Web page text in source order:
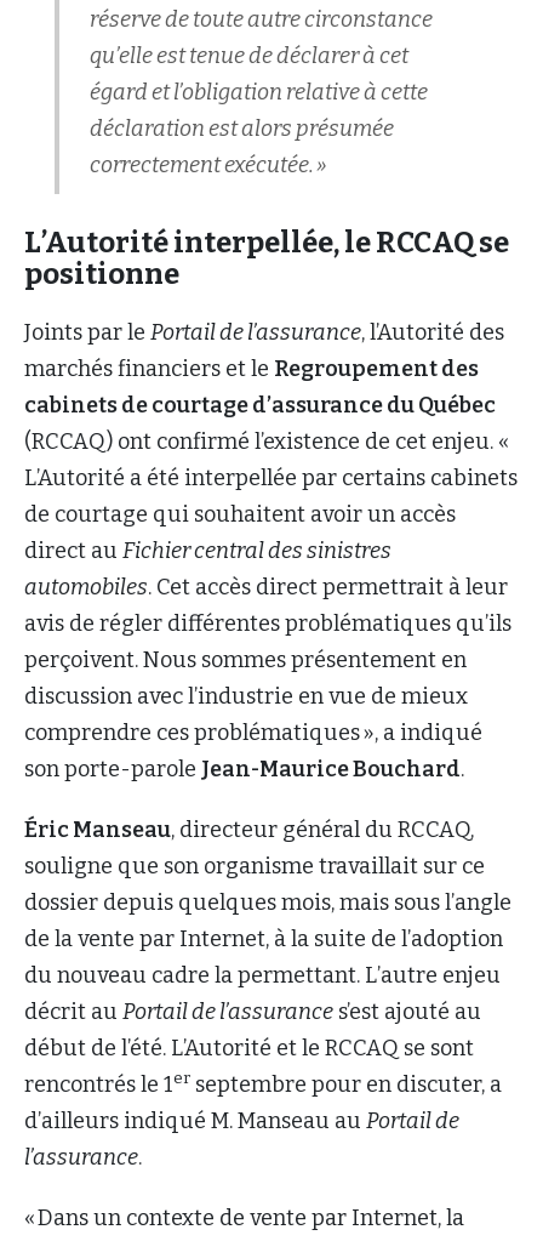
réserve de toute autre circonstance
qu’elle est tenue de déclarer à cet
égard et l’obligation relative à cette
déclaration est alors présumée
correctement exécutée. »
L’Autorité interpellée, le RCCAQ se
positionne
Joints par le Portail de l’assurance, l’Autorité des
marchés financiers et le Regroupement des
cabinets de courtage d’assurance du Québec
(RCCAQ) ont confirmé l’existence de cet enjeu. «
L’Autorité a été interpellée par certains cabinets
de courtage qui souhaitent avoir un accès
direct au Fichier central des sinistres
automobiles. Cet accès direct permettrait à leur
avis de régler différentes problématiques qu’ils
perçoivent. Nous sommes présentement en
discussion avec l’industrie en vue de mieux
comprendre ces problématiques », a indiqué
son porte-parole Jean-Maurice Bouchard.
Éric Manseau, directeur général du RCCAQ,
souligne que son organisme travaillait sur ce
dossier depuis quelques mois, mais sous l’angle
de la vente par Internet, à la suite de l’adoption
du nouveau cadre la permettant. L’autre enjeu
décrit au Portail de l’assurance s’est ajouté au
début de l’été. L’Autorité et le RCCAQ se sont
rencontrés le 1er septembre pour en discuter, a
d’ailleurs indiqué M. Manseau au Portail de
l’assurance.
« Dans un contexte de vente par Internet, la